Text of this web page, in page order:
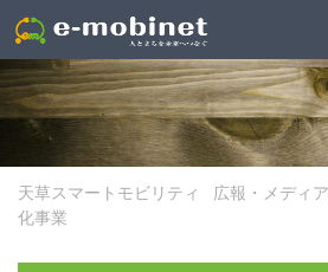
天草スマートモビリティ 広報・メディ
化事業